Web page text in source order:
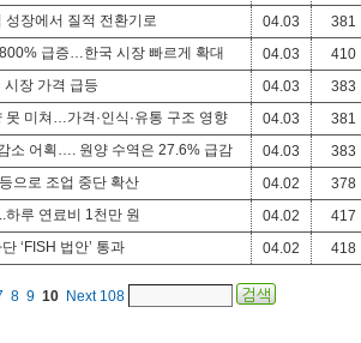
성장에서 질적 전환기로 04.03
381
급증…한국 시장 빠르게 확대 04.03
410
장 가격 급등 04.03
383
못 미쳐…가격·인식·유통 구조 영향 04.03
381
소 어획…. 원양 수역은 27.6% 급감 04.03
383
으로 조업 중단 확산 04.02
378
하루 연료비 1천만 원 04.02
417
‘FISH 법안’ 통과 04.02 418
8 9 10 Next 108